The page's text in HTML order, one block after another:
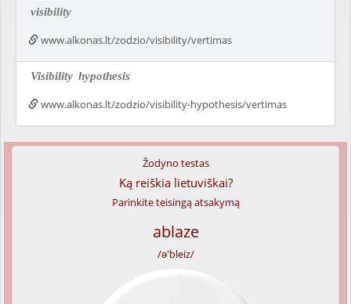
visibility
www.alkonas.lt/zodzio/visibility/vertimas
Visibility hypothesis
www.alkonas.lt/zodzio/visibility-hypothesis/vertimas
Žodyno testas
Ką reiškia lietuviškai?
Parinkite teisingą atsakymą
ablaze
/ə'bleiz/